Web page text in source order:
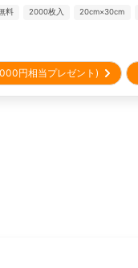
料 2000枚入 20cm×30cm
円相当プレゼント)